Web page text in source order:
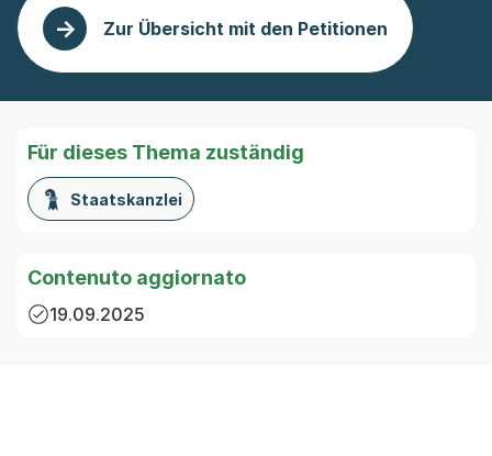
Zur Übersicht mit den Petitionen
Für dieses Thema zuständig
Staatskanzlei
Contenuto aggiornato
19.09.2025